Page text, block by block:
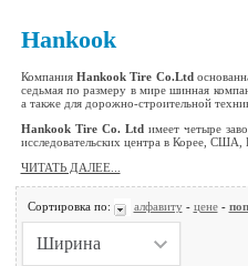
Hankook
Компания Hankook Tire Co.Ltd
седьмая по размеру в мире шинная
а также для дорожно-строительной
Hankook Tire Co. Ltd имеет четыре
исследовательских центра в Корее, США,
ЧИТАТЬ ДАЛЕЕ...
Сортировка по: алфавиту- цене-